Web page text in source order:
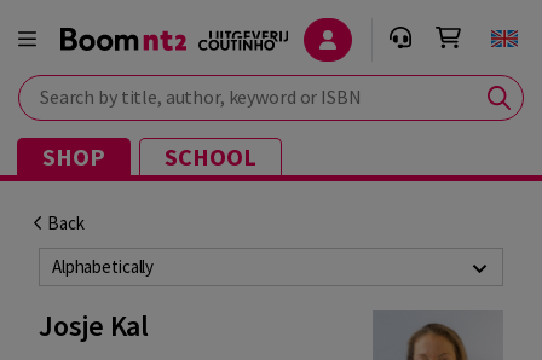
Search by title, author, keyword or ISBN
SHOP SCHOOL
Back
Alphabetically
Josje Kal